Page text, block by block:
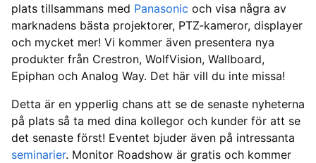
plats tillsammans med Panasonic och visa några av
marknadens bästa projektorer, PTZ-kameror, displayer
och mycket mer! Vi kommer även presentera nya
produkter från Crestron, WolfVision, Wallboard,
Epiphan och Analog Way. Det här vill du inte missa!
Detta är en ypperlig chans att se de senaste nyheterna
på plats så ta med dina kollegor och kunder för att se
det senaste först! Eventet bjuder även på intressanta
seminarier. Monitor Roadshow är gratis och kommer